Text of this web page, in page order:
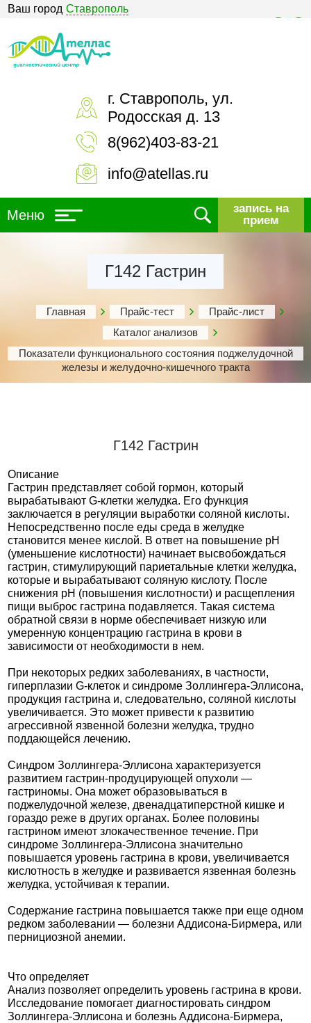
Ваш город Ставрополь
г. Ставрополь, ул.
Родосская д. 13
8(962)403-83-21
info@atellas.ru
Меню
запись на
прием
Г142 Гастрин
Главная Прайс-тест
Прайс-лист
Каталог анализов
Показатели функционального состояния поджелудочной
железы и желудочно-кишечного тракта
Г142 Гастрин
Описание
Гастрин представляет собой гормон, который
вырабатывают G-клетки желудка. Его функция
заключается в регуляции выработки соляной кислоты.
Непосредственно после еды среда в желудке
становится менее кислой. В ответ на повышение pH
(уменьшение кислотности) начинает высвобождаться
гастрин, стимулирующий париетальные клетки желудка,
которые и вырабатывают соляную кислоту. После
снижения pH (повышения кислотности) и расщепления
пищи выброс гастрина подавляется. Такая система
обратной связи в норме обеспечивает низкую или
умеренную концентрацию гастрина в крови в
зависимости от необходимости в нем.
При некоторых редких заболеваниях, в частности,
гиперплазии G-клеток и синдроме Золлингера-Эллисона,
продукция гастрина и, следовательно, соляной кислоты
увеличивается. Это может привести к развитию
агрессивной язвенной болезни желудка, трудно
поддающейся лечению.
Синдром Золлингера-Эллисона характеризуется
развитием гастрин-продуцирующей опухоли —
гастриномы. Она может образовываться в
поджелудочной железе, двенадцатиперстной кишке и
гораздо реже в других органах. Более половины
гастрином имеют злокачественное течение. При
синдроме Золлингера-Эллисона значительно
повышается уровень гастрина в крови, увеличивается
кислотность в желудке и развивается язвенная болезнь
желудка, устойчивая к терапии.
Содержание гастрина повышается также при еще одном
редком заболевании — болезни Аддисона-Бирмера, или
пернициозной анемии.
Что определяет
Анализ позволяет определить уровень гастрина в крови.
Исследование помогает диагностировать синдром
Золлингера-Эллисона и болезнь Аддисона-Бирмера,